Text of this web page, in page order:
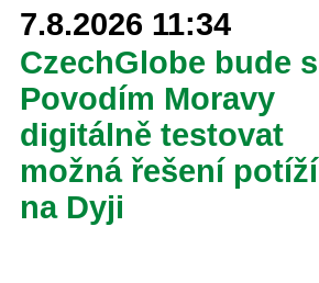
7.8.2026 11:34
CzechGlobe bude s
Povodím Moravy
digitálně testovat
možná řešení potíží
na Dyji